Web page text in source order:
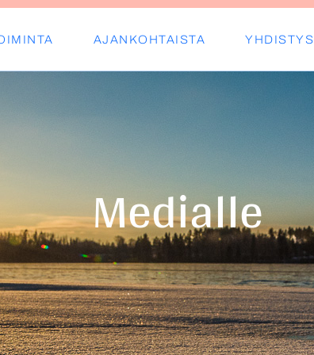
ry
AJANKOHTAISTA YHDISTYS
Medialle